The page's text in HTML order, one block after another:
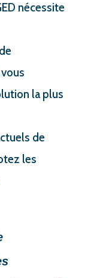
nécessite
la plus
de
les